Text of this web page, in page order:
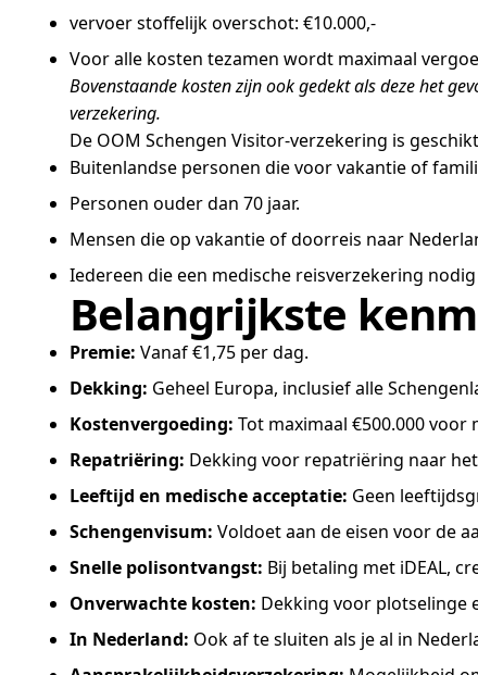
vervoer stoffelijk overschot: €10.000,-
Voor alle kosten tezamen wordt maximaal
Bovenstaande kosten zijn ook gedekt als deze het
verzekering.
De OOM Schengen Visitor-verzekering is
Buitenlandse personen die voor vakantie of
Personen ouder dan 70 jaar.
Mensen die op vakantie of doorreis naar
Iedereen die een medische reisverzekering
Belangrijkste
Premie: Vanaf €1,75 per dag.
Dekking: Geheel Europa, inclusief alle
Kostenvergoeding: Tot maximaal €500.000 voor
Repatriëring: Dekking voor repatriëring naar
Leeftijd en medische acceptatie: Geen
Schengenvisum: Voldoet aan de eisen voor de
Snelle polisontvangst: Bij betaling met iDEAL,
Onverwachte kosten: Dekking voor plotselinge
In Nederland: Ook af te sluiten als je al in